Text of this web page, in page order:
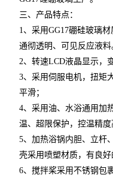
三、产品特点：
1、采用GG17硼硅玻璃
通彻透明、可见反应液料
2、转速LCD液晶显示，
3、采用伺服电机，扭矩
平滑；
4、采用油、水浴通用加
温、超限保护，控温精度
5、加热浴锅内胆、立杆
壳采用喷塑材质，有良好
6、搅拌桨采用不锈钢包